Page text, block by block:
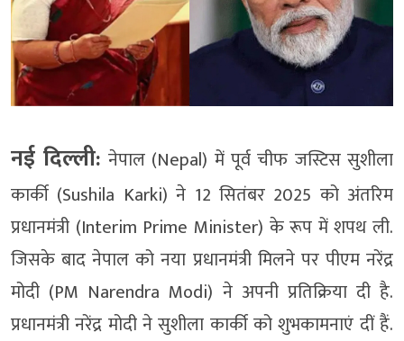
नई दिल्ली: नेपाल (Nepal) में पूर्व चीफ जस्टिस सुशीला
कार्की (Sushila Karki) ने 12 सितंबर 2025 को अंतरिम
प्रधानमंत्री (Interim Prime Minister) के रूप में शपथ ली.
जिसके बाद नेपाल को नया प्रधानमंत्री मिलने पर पीएम नरेंद्र
मोदी (PM Narendra Modi) ने अपनी प्रतिक्रिया दी है.
प्रधानमंत्री नरेंद्र मोदी ने सुशीला कार्की को शुभकामनाएं दीं हैं.